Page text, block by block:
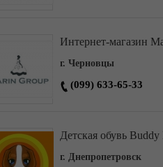
Интернет-магазин
г. Черновцы
(099) 633-65-33
Детская обувь
г. Днепропетровск